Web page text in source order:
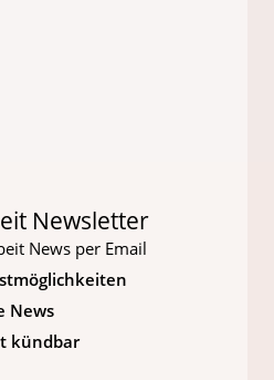
Newsletter
News per Email
News
kündbar